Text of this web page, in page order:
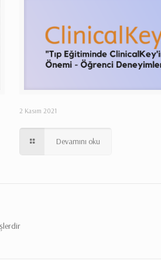
2 Kasım 2021
Devamını oku